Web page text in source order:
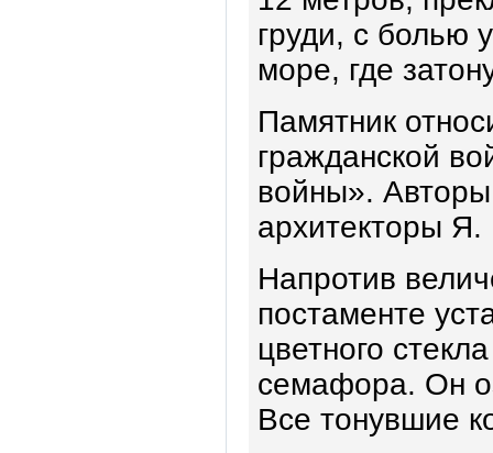
груди, с болью
море, где
Памятник
гражданской
войны».
архитекторы
Напротив
постаменте
цветного
семафора. Он
Все тонувшие